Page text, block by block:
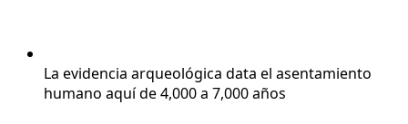
La evidencia arqueológica data el asentamiento
humano aquí de 4,000 a 7,000 años